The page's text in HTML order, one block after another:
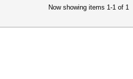
Now showing items 1-1 of 1